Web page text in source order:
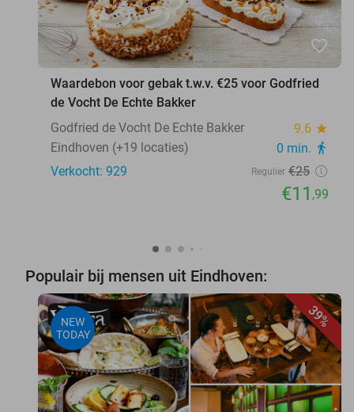
favorite_border
Waardebon voor gebak t.w.v. €25 voor Godfried
de Vocht De Echte Bakker
Godfried de Vocht De Echte Bakker
9.6 star
Eindhoven (+19 locaties) 0 min. directions_walk
Verkocht: 929 Regulier €25
€11 ,99
Populair bij mensen uit Eindhoven:
39%
NEW
TODAY